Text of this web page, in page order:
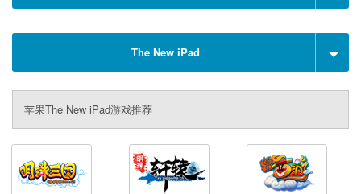
The New iPad
苹果The New iPad游戏推荐